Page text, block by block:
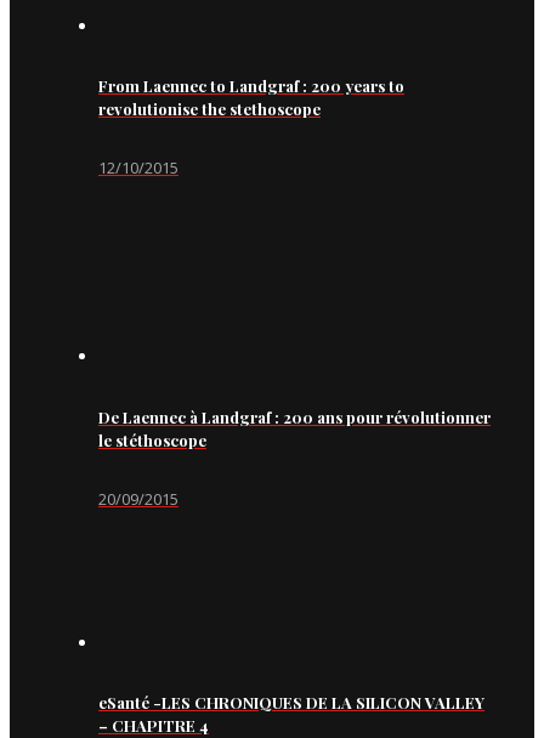
From Laennec to Landgraf : 200 years to
revolutionise the stethoscope
12/10/2015
De Laennec à Landgraf : 200 ans pour révolutionner
le stéthoscope
20/09/2015
eSanté -LES CHRONIQUES DE LA SILICON VALLEY
– CHAPITRE 4